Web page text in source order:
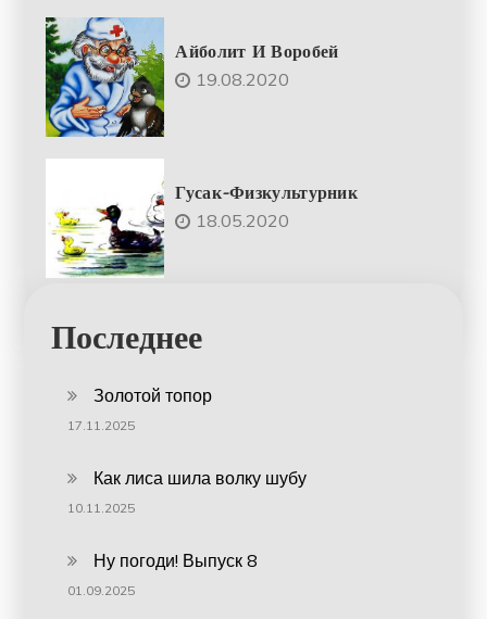
Айболит И Воробей
19.08.2020
Гусак-Физкультурник
18.05.2020
Последнее
Золотой топор
17.11.2025
Как лиса шила волку шубу
10.11.2025
Ну погоди! Выпуск 8
01.09.2025